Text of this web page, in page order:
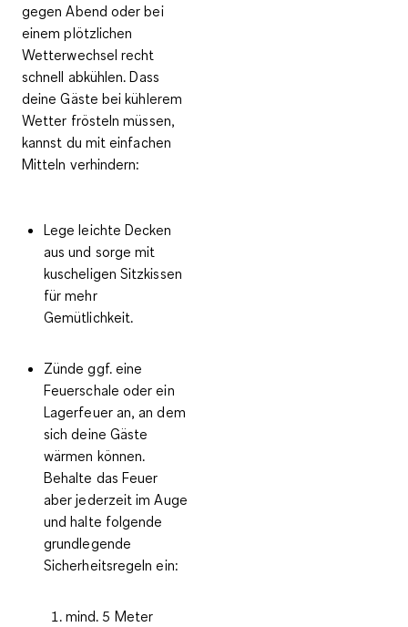
gegen Abend oder bei
einem plötzlichen
Wetterwechselrecht
schnell abkühlen. Dass
deine Gäste bei kühlerem
Wetter frösteln müssen,
kannst du mit einfachen
Mitteln verhindern:
Legeleichte Decken
aus und sorge mit
kuscheligen Sitzkissen
für mehr
Gemütlichkeit.
Zünde ggf. eine
Feuerschale oder ein
Lagerfeueran, an dem
sich deine Gäste
wärmen können.
Behalte das Feuer
aber jederzeit im Auge
und halte folgende
grundlegende
Sicherheitsregeln ein:
mind. 5 Meter